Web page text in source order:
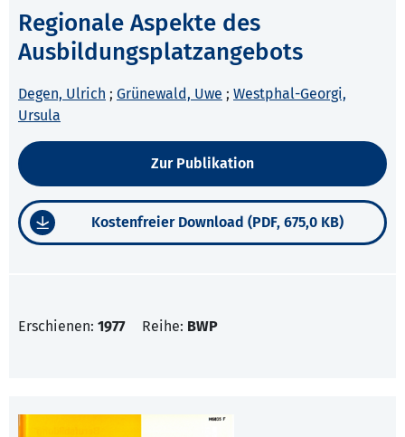
Regionale Aspekte des
Ausbildungsplatzangebots
Degen, Ulrich ; Grünewald, Uwe ; Westphal-Georgi,
Ursula
Zur Publikation
Kostenfreier Download (PDF, 675,0 KB)
Erschienen: 1977 Reihe: BWP